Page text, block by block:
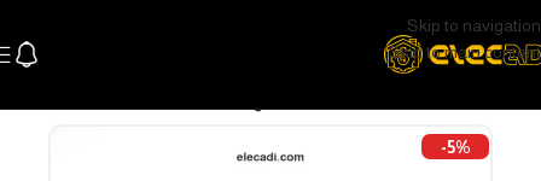
Skip to navigation
Skip to main content
-5%